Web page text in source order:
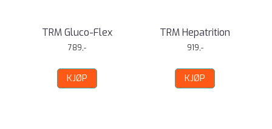
TRM Gluco-Flex
789,-
KJØP
TRM Hepatrition
919,-
KJØP